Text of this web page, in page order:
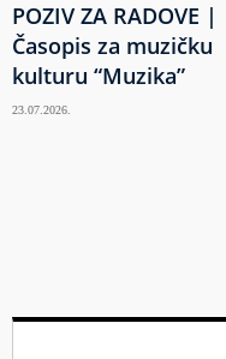
POZIV ZA RADOVE |
Časopis za muzičku
kulturu “Muzika”
23.07.2026.